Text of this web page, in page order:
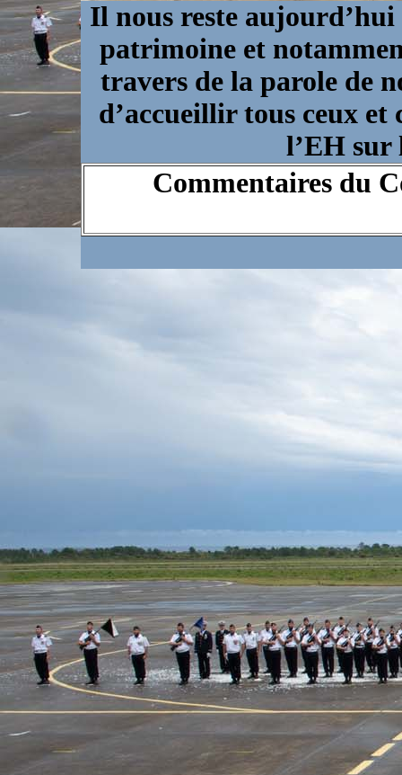
Il nous reste
patrimoine et
travers de la parole de
d’accueillir tous ceux
l’EH sur
Commentaires du